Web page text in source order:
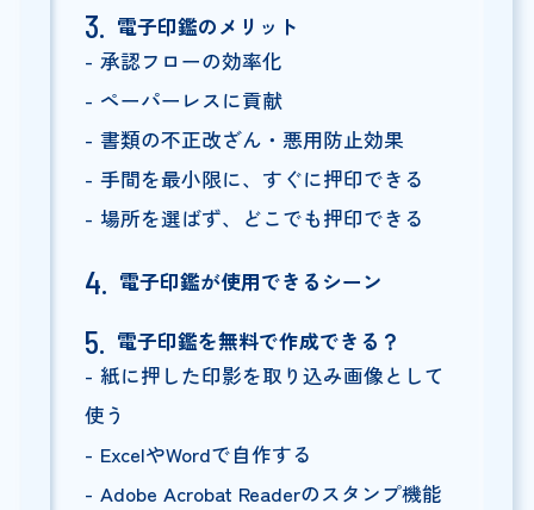
電子印鑑のメリット
承認フローの効率化
ペーパーレスに貢献
書類の不正改ざん・悪用防止効果
手間を最小限に、すぐに押印できる
場所を選ばず、どこでも押印できる
電子印鑑が使用できるシーン
電子印鑑を無料で作成できる？
紙に押した印影を取り込み画像として
使う
ExcelやWordで自作する
Adobe Acrobat Readerのスタンプ機能